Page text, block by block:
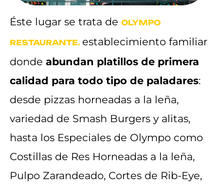
Éste lugar se trata de OLYMPO
RESTAURANTE. establecimiento familiar
donde abundan platillos de primera
calidad para todo tipo de paladares:
desde pizzas horneadas a la leña,
variedad de Smash Burgers y alitas,
hasta los Especiales de Olympo como
Costillas de Res Horneadas a la leña,
Pulpo Zarandeado, Cortes de Rib-Eye,